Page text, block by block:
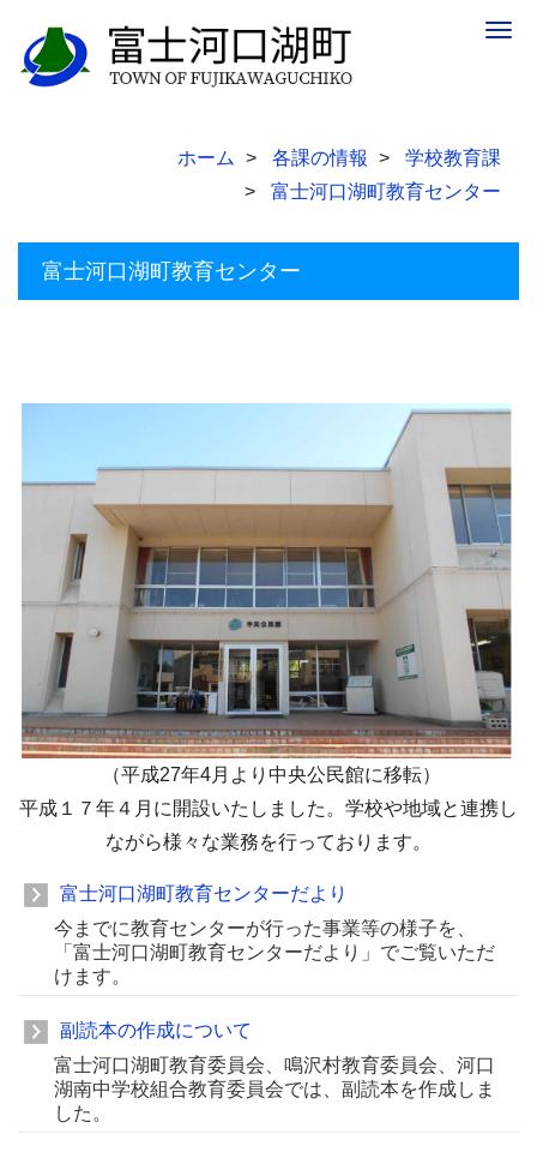
ホーム 各課の情報
学校教育課
富士河口湖町教育センター
富士河口湖町教育センター
（平成27年4月より中央公民館に移転）
平成１７年４月に開設いたしました。学校や地域と連携し
ながら様々な業務を行っております。
富士河口湖町教育センターだより
今までに教育センターが行った事業等の様子を、
「富士河口湖町教育センターだより」でご覧いただ
けます。
副読本の作成について
富士河口湖町教育委員会、鳴沢村教育委員会、河口
湖南中学校組合教育委員会では、副読本を作成しま
した。